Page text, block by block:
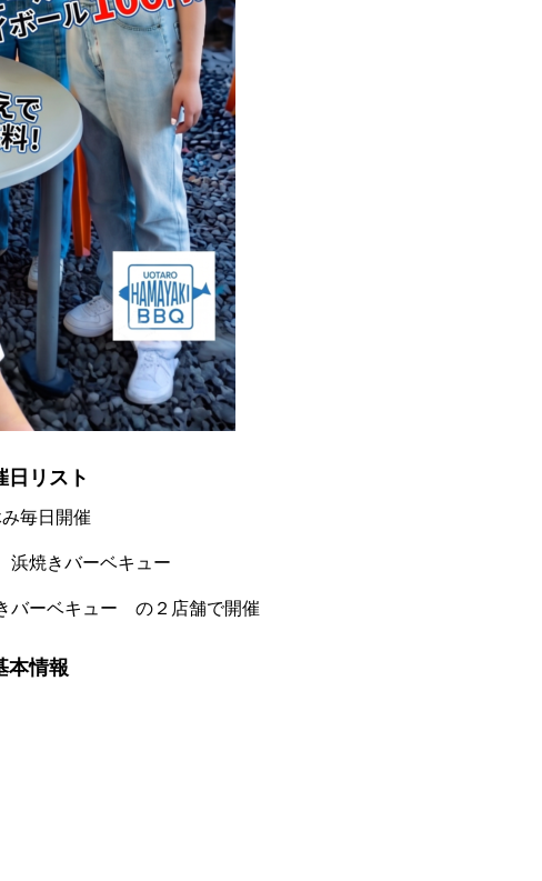
日リスト
毎日開催
焼きバーベキュー
バーベキュー の２店舗で開催
本情報